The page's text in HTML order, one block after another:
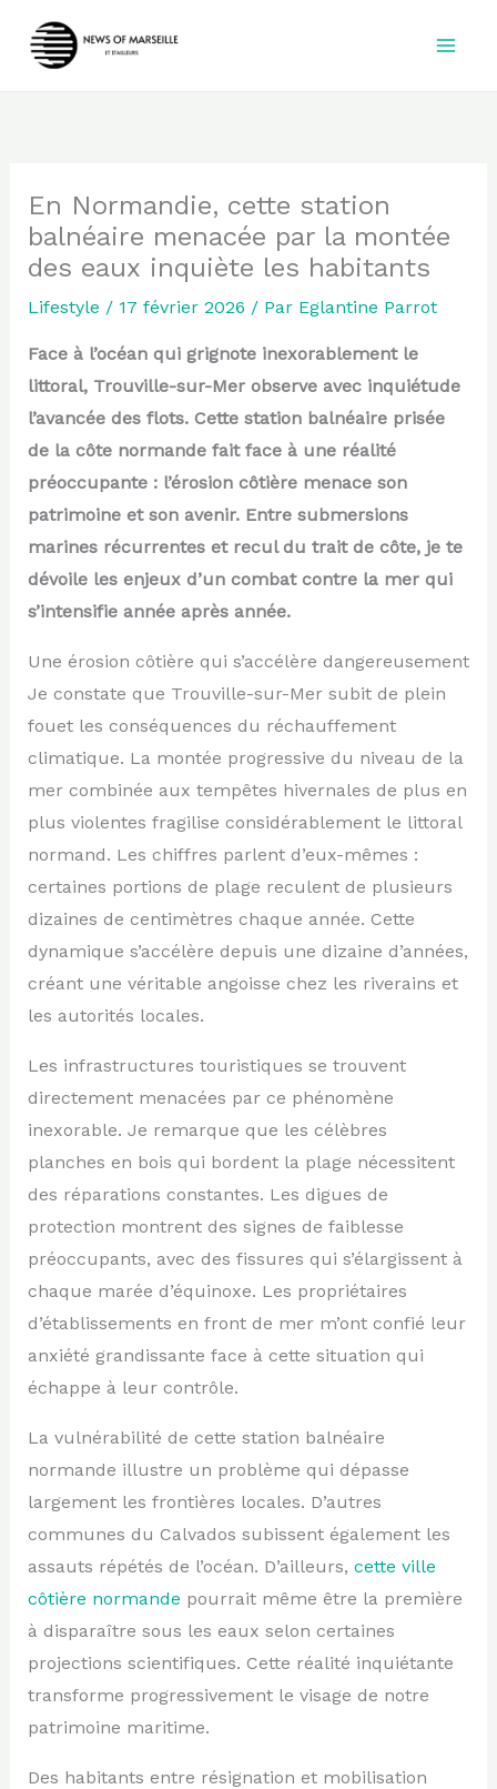
En Normandie, cette station
balnéaire menacée par la montée
des eaux inquiète les habitants
Lifestyle / 17 février 2026 / Par Eglantine Parrot
Face à l’océan qui grignote inexorablement le
littoral, Trouville-sur-Mer observe avec inquiétude
l’avancée des flots. Cette station balnéaire prisée
de la côte normande fait face à une réalité
préoccupante : l’érosion côtière menace son
patrimoine et son avenir. Entre submersions
marines récurrentes et recul du trait de côte, je te
dévoile les enjeux d’un combat contre la mer qui
s’intensifie année après année.
Une érosion côtière qui s’accélère dangereusement
Je constate que Trouville-sur-Mer subit de plein
fouet les conséquences du réchauffement
climatique. La montée progressive du niveau de la
mer combinée aux tempêtes hivernales de plus en
plus violentes fragilise considérablement le littoral
normand. Les chiffres parlent d’eux-mêmes :
certaines portions de plage reculent de plusieurs
dizaines de centimètres chaque année. Cette
dynamique s’accélère depuis une dizaine d’années,
créant une véritable angoisse chez les riverains et
les autorités locales.
Les infrastructures touristiques se trouvent
directement menacées par ce phénomène
inexorable. Je remarque que les célèbres
planches en bois qui bordent la plage nécessitent
des réparations constantes. Les digues de
protection montrent des signes de faiblesse
préoccupants, avec des fissures qui s’élargissent à
chaque marée d’équinoxe. Les propriétaires
d’établissements en front de mer m’ont confié leur
anxiété grandissante face à cette situation qui
échappe à leur contrôle.
La vulnérabilité de cette station balnéaire
normande illustre un problème qui dépasse
largement les frontières locales. D’autres
communes du Calvados subissent également les
assauts répétés de l’océan. D’ailleurs, cette ville
côtière normande pourrait même être la première
à disparaître sous les eaux selon certaines
projections scientifiques. Cette réalité inquiétante
transforme progressivement le visage de notre
patrimoine maritime.
Des habitants entre résignation et mobilisation